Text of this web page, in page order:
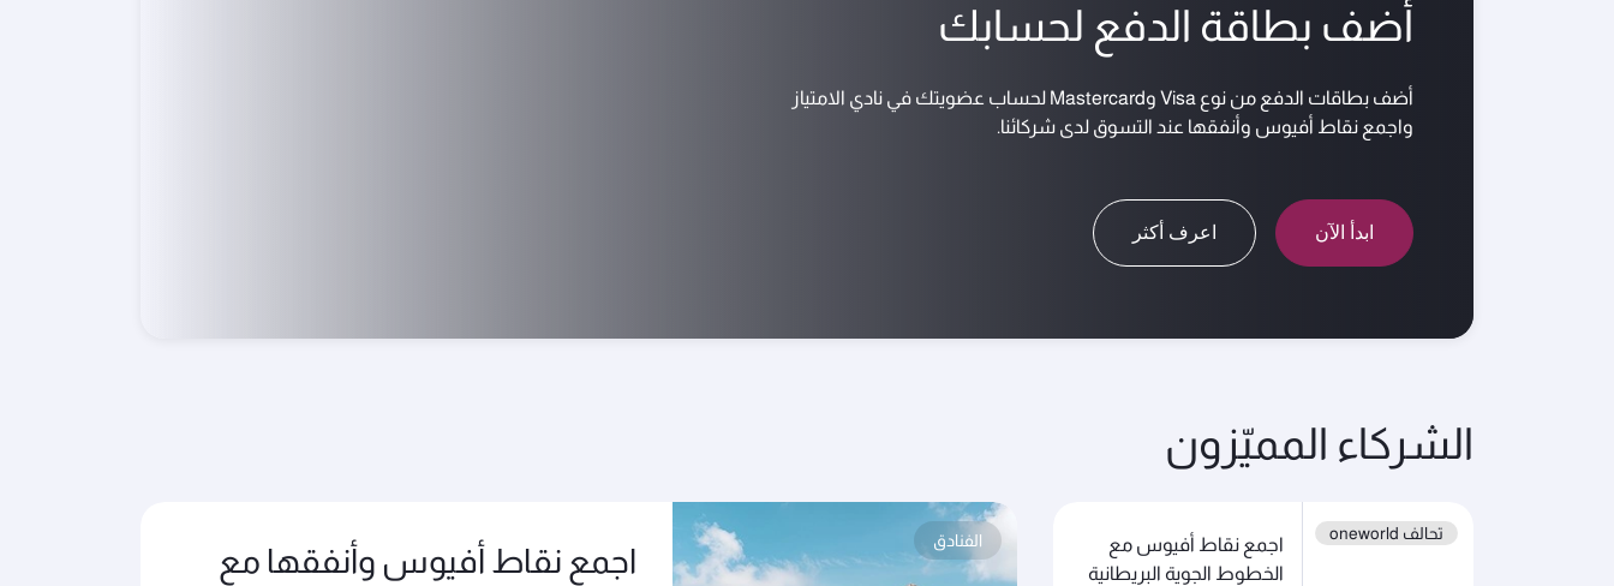
أضف بطاقة الدفع لحسابك
أضف بطاقات الدفع من نوع Visa وMastercard لحساب عضويتك في نادي الامتياز
واجمع نقاط أفيوس وأنفقها عند التسوق لدى شركائنا.
ابدأ الآن اعرف أكثر
الشركاء المميّزون
الفنادق
اجمع نقاط أفيوس وأنفقها مع
تحالف oneworld
اجمع نقاط أفيوس مع
الخطوط الجوية البريطانية